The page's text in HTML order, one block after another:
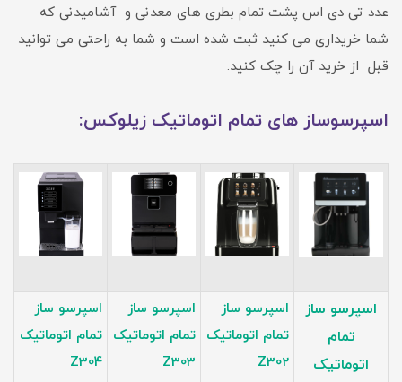
عدد تی دی اس پشت تمام بطری های معدنی و آشامیدنی که
شما خریداری می کنید ثبت شده است و شما به راحتی می توانید
قبل از خرید آن را چک کنید.
اسپرسوساز های تمام اتوماتیک زیلوکس:
اسپرسو ساز
تمام
اتوماتیک
اسپرسو ساز
تمام اتوماتیک
Z302
اسپرسو ساز
تمام اتوماتیک
Z303
اسپرسو ساز
تمام اتوماتیک
Z304